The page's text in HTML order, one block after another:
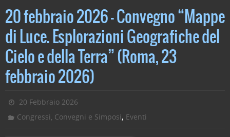
c
e
b
o
o
k
itt
er
k
e
dI
n
ai
l
n
di
vi
di
20 febbraio 2026 – Convegno “Mappe
di Luce. Esplorazioni Geografiche del
Cielo e della Terra” (Roma, 23
febbraio 2026)
20 Febbraio 2026
Congressi, Convegni e Simposi, Eventi